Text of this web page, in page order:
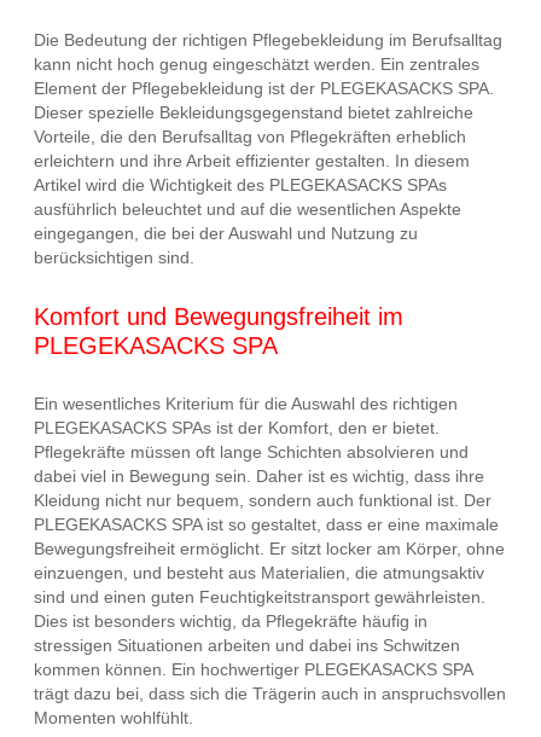
Die Bedeutung der richtigen Pflegebekleidung im Berufsalltag
kann nicht hoch genug eingeschätzt werden. Ein zentrales
Element der Pflegebekleidung ist der PLEGEKASACKS SPA.
Dieser spezielle Bekleidungsgegenstand bietet zahlreiche
Vorteile, die den Berufsalltag von Pflegekräften erheblich
erleichtern und ihre Arbeit effizienter gestalten. In diesem
Artikel wird die Wichtigkeit des PLEGEKASACKS SPAs
ausführlich beleuchtet und auf die wesentlichen Aspekte
eingegangen, die bei der Auswahl und Nutzung zu
berücksichtigen sind.
Komfort und Bewegungsfreiheit im
PLEGEKASACKS SPA
Ein wesentliches Kriterium für die Auswahl des richtigen
PLEGEKASACKS SPAs ist der Komfort, den er bietet.
Pflegekräfte müssen oft lange Schichten absolvieren und
dabei viel in Bewegung sein. Daher ist es wichtig, dass ihre
Kleidung nicht nur bequem, sondern auch funktional ist. Der
PLEGEKASACKS SPA ist so gestaltet, dass er eine maximale
Bewegungsfreiheit ermöglicht. Er sitzt locker am Körper, ohne
einzuengen, und besteht aus Materialien, die atmungsaktiv
sind und einen guten Feuchtigkeitstransport gewährleisten.
Dies ist besonders wichtig, da Pflegekräfte häufig in
stressigen Situationen arbeiten und dabei ins Schwitzen
kommen können. Ein hochwertiger PLEGEKASACKS SPA
trägt dazu bei, dass sich die Trägerin auch in anspruchsvollen
Momenten wohlfühlt.